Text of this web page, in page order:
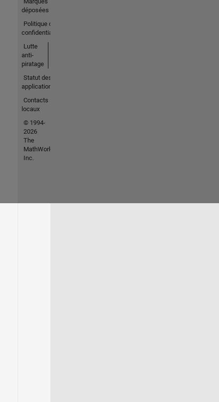
déposées
Politique de
confidentialité
Lutte
anti-
piratage
Statut des
applications
Contacts
locaux
© 1994-
2026
The
MathWorks,
Inc.